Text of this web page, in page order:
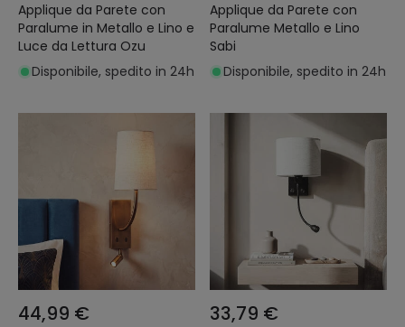
Applique da Parete con
Paralume in Metallo e Lino e
Luce da Lettura Ozu
Disponibile, spedito in 24h
Applique da Parete con
Paralume Metallo e Lino
Sabi
Disponibile, spedito in 24h
44,99 € 33,79 €